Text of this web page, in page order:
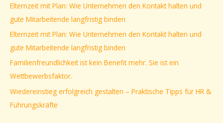
n
a
c
h
:
Elternzeit mit Plan: Wie Unternehmen den Kontakt halten und
gute Mitarbeitende langfristig binden
Elternzeit mit Plan: Wie Unternehmen den Kontakt halten und
gute Mitarbeitende langfristig binden
Familienfreundlichkeit ist kein Benefit mehr. Sie ist ein
Wettbewerbsfaktor.
Wiedereinstieg erfolgreich gestalten – Praktische Tipps für HR &
Führungskräfte